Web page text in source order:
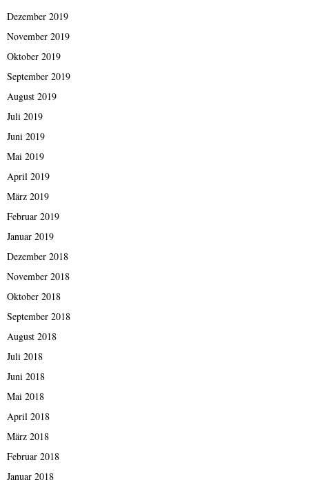
Dezember 2019
November 2019
Oktober 2019
September 2019
August 2019
Juli 2019
Juni 2019
Mai 2019
April 2019
März 2019
Februar 2019
Januar 2019
Dezember 2018
November 2018
Oktober 2018
September 2018
August 2018
Juli 2018
Juni 2018
Mai 2018
April 2018
März 2018
Februar 2018
Januar 2018